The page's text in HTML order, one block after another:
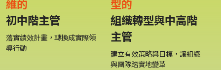
維的
初中階主管
落實績效計畫，轉換成實際領
導行動
型的
組織轉型與中高階
主管
建立有效策略與目標，讓組織
與團隊踏實地變革